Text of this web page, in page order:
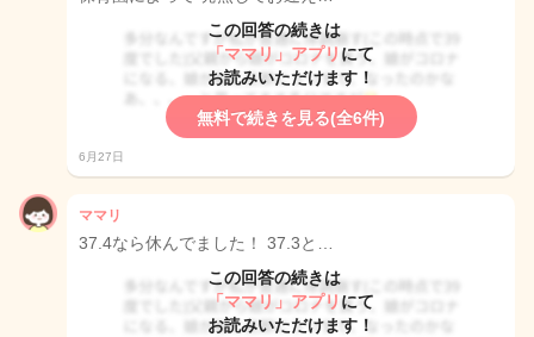
この回答の続きは
「ママリ」アプリ にて
お読みいただけます！
無料で続きを見る(全6件)
6月27日
ママリ
37.4なら休んでました！ 37.3と…
この回答の続きは
「ママリ」アプリ にて
お読みいただけます！